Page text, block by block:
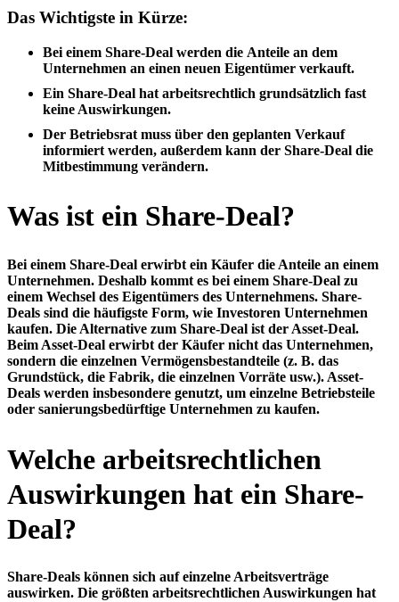
Das Wichtigste in Kürze:
Bei einem Share-Deal werden die Anteile an dem
Unternehmen an einen neuen Eigentümer verkauft.
Ein Share-Deal hat arbeitsrechtlich grundsätzlich fast
keine Auswirkungen.
Der Betriebsrat muss über den geplanten Verkauf
informiert werden, außerdem kann der Share-Deal die
Mitbestimmung verändern.
Was ist ein Share-Deal?
Bei einem Share-Deal erwirbt ein Käufer die Anteile an einem
Unternehmen. Deshalb kommt es bei einem Share-Deal zu
einem Wechsel des Eigentümers des Unternehmens. Share-
Deals sind die häufigste Form, wie Investoren Unternehmen
kaufen. Die Alternative zum Share-Deal ist der Asset-Deal.
Beim Asset-Deal erwirbt der Käufer nicht das Unternehmen,
sondern die einzelnen Vermögensbestandteile (z. B. das
Grundstück, die Fabrik, die einzelnen Vorräte usw.). Asset-
Deals werden insbesondere genutzt, um einzelne Betriebsteile
oder sanierungsbedürftige Unternehmen zu kaufen.
Welche arbeitsrechtlichen
Auswirkungen hat ein Share-
Deal?
Share-Deals können sich auf einzelne Arbeitsverträge
auswirken. Die größten arbeitsrechtlichen Auswirkungen hat